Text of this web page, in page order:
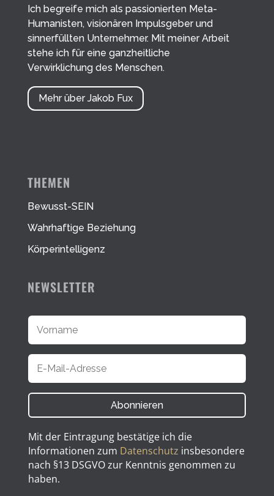
Ich begreife mich als passionierten Meta-
Humanisten, visionären Impulsgeber und
sinnerfüllten Unternehmer. Mit meiner Arbeit
stehe ich für eine ganzheitliche
Verwirklichung des Menschen.
Mehr über Jakob Fux
THEMEN
Bewusst-SEIN
Wahrhaftige Beziehung
Körperintelligenz
NEWSLETTER
Abonnieren
Mit der Eintragung bestätige ich die
Informationen zum Datenschutz insbesondere
nach §13 DSGVO zur Kenntnis genommen zu
haben.